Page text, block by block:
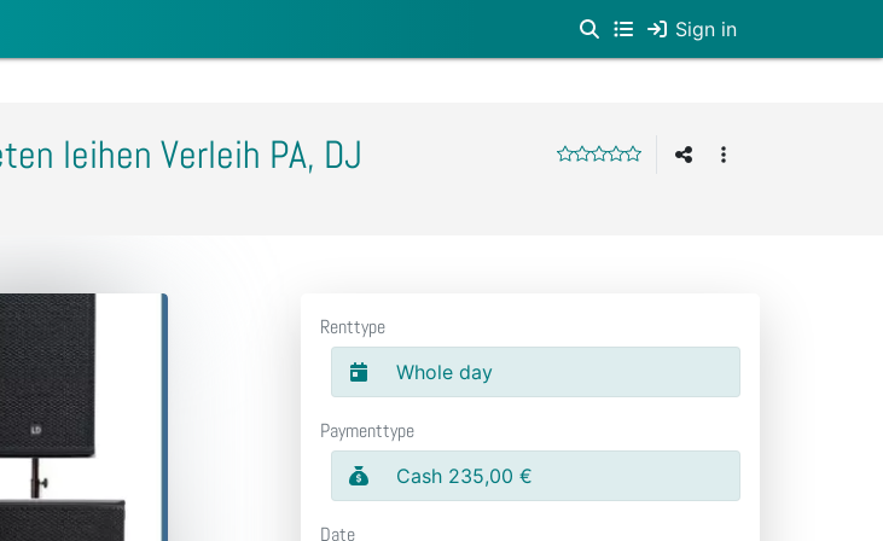
Sign in
leihen Verleih PA, DJ
Renttype
Whole day
Paymenttype
Cash 235,00 €
Date